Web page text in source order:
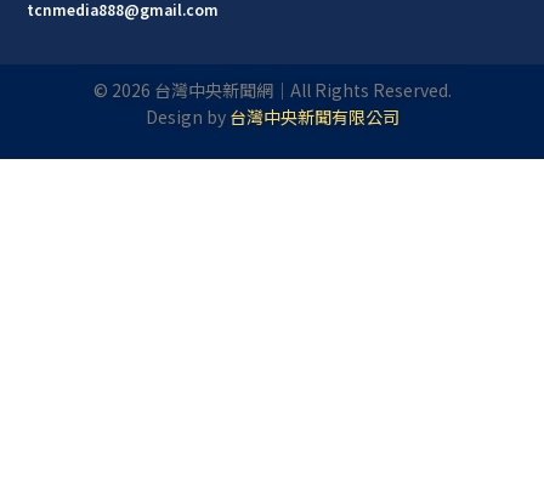
tcnmedia888@gmail.com
© 2026 台灣中央新聞網｜All Rights Reserved.
Design by 台灣中央新聞有限公司